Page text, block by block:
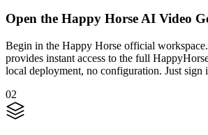
Open the Happy Horse AI Video
Begin in the Happy Horse official
provides instant access to the full
local deployment, no configuration. Just sign
02